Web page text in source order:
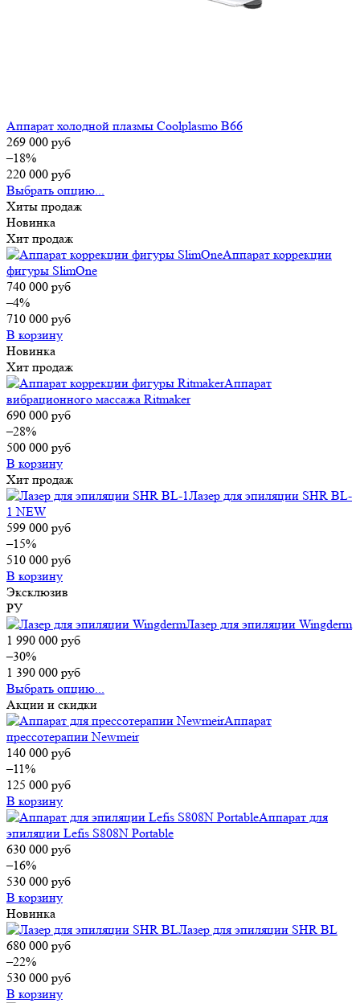
Аппарат холодной плазмы Coolplasmo B66
269 000 руб
–18%
220 000 руб
Выбрать опцию...
Хиты продаж
Новинка
Хит продаж
Аппарат коррекции
фигуры SlimOne
740 000 руб
–4%
710 000 руб
В корзину
Новинка
Хит продаж
Аппарат
вибрационного массажа Ritmaker
690 000 руб
–28%
500 000 руб
В корзину
Хит продаж
Лазер для эпиляции SHR BL-
1 NEW
599 000 руб
–15%
510 000 руб
В корзину
Эксклюзив
РУ
Лазер для эпиляции Wingderm
1 990 000 руб
–30%
1 390 000 руб
Выбрать опцию...
Акции и скидки
Аппарат
прессотерапии Newmeir
140 000 руб
–11%
125 000 руб
В корзину
Аппарат для
эпиляции Lefis S808N Portable
630 000 руб
–16%
530 000 руб
В корзину
Новинка
Лазер для эпиляции SHR BL
680 000 руб
–22%
530 000 руб
В корзину